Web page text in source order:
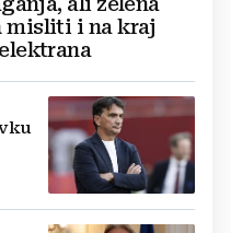
misliti i na kraj